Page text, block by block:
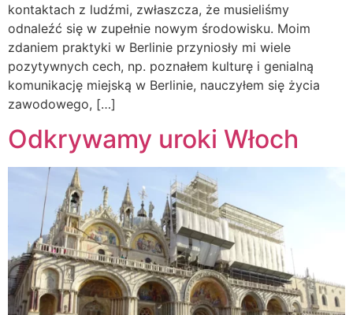
kontaktach z ludźmi, zwłaszcza, że musieliśmy
odnaleźć się w zupełnie nowym środowisku. Moim
zdaniem praktyki w Berlinie przyniosły mi wiele
pozytywnych cech, np. poznałem kulturę i genialną
komunikację miejską w Berlinie, nauczyłem się życia
zawodowego, […]
Odkrywamy uroki Włoch